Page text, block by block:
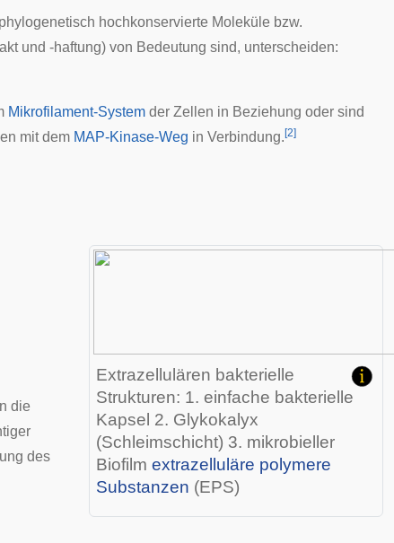
phylogenetisch hochkonservierte Moleküle bzw.
und -haftung) von Bedeutung sind, unterscheiden:
Mikrofilament-System der Zellen in Beziehung oder sind
mit dem MAP-Kinase-Weg in Verbindung. [2]
Extrazellulären bakterielle
Strukturen: 1. einfache bakterielle
Kapsel 2. Glykokalyx
(Schleimschicht) 3. mikrobieller
Biofilm extrazelluläre polymere
Substanzen (EPS)
die
des